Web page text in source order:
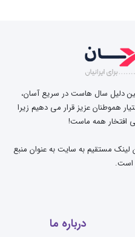
دلیل سال هاست در سریع آسان،
هموطنان عزیز قرار می دهیم زیرا
افتخار همه ماست!
لینک مستقیم به سایت به عنوان منبع
است.
درباره ما